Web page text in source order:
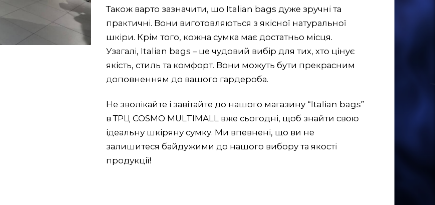
Також варто зазначити, що Italian bags дуже зручні та
практичні. Вони виготовляються з якісної натуральної
шкіри. Крім того, кожна сумка має достатньо місця.
Узагалі, Italian bags – це чудовий вибір для тих, хто цінує
якість, стиль та комфорт. Вони можуть бути прекрасним
доповненням до вашого гардероба.
Не зволікайте і завітайте до нашого магазину “Italian bags”
в ТРЦ COSMO MULTIMALL вже сьогодні, щоб знайти свою
ідеальну шкіряну сумку. Ми впевнені, що ви не
залишитеся байдужими до нашого вибору та якості
продукції!